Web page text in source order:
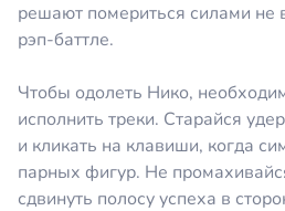
решают помериться силами не
рэп-баттле.
Чтобы одолеть Нико,
исполнить треки. Старайся
и кликать на клавиши, когда
парных фигур. Не
сдвинуть полосу успеха в